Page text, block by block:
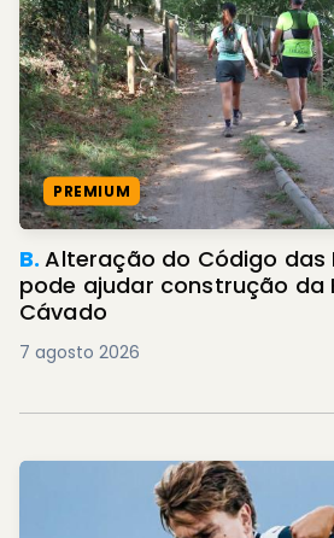
PREMIUM
B.Alteração do Código das Expropriações
pode ajudar construção da
Cávado
7 agosto 2026